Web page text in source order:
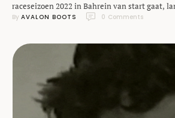
raceseizoen 2022 in Bahrein van start gaat,
nieuwe seizoen van Formula 1: Drive to
schermen. Altijd al willen weten hoe
voorbereiden op …
By AVALON BOOTS 0 Comments